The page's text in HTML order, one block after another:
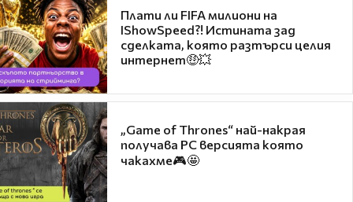
Плати ли FIFA милиони на
IShowSpeed?! Истината зад
сделката, която разтърси целия
интернет🤑💥
„Game of Thrones“ най-накрая
получава PC версията която
чакахме🎮🤩